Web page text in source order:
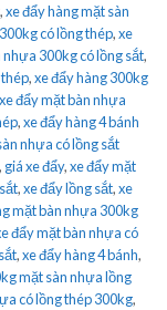
,xe đẩy hàng mặt sàn
có lồng thép,xe
nhựa 300kg có lồng sắt,
,xe đẩy hàng 300kg
xe đẩy mặt bàn nhựa
,xe đẩy hàng 4 bánh
nhựa có lồng sắt
, giá xe đẩy,xe đẩy mặt
,xe đẩy lồng sắt,xe
mặt bàn nhựa 300kg
đẩy mặt bàn nhựa có
,xe đẩy hàng 4 bánh,
mặt sàn nhựa lồng
có lồng thép 300kg,